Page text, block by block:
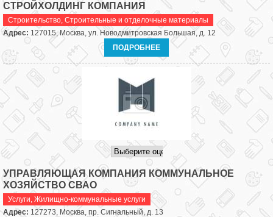
СТРОЙХОЛДИНГ КОМПАНИЯ
Строительство, Строительные и отделочные материалы
Адрес: 127015, Москва, ул. Новодмитровская Большая, д. 12
ПОДРОБНЕЕ
УПРАВЛЯЮЩАЯ КОМПАНИЯ КОММУНАЛЬНОЕ
ХОЗЯЙСТВО СВАО
Услуги, Жилищно-коммунальные услуги
Адрес: 127273, Москва, пр. Сигнальный, д. 13